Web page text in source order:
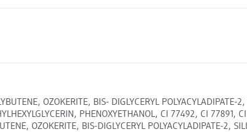
OZOKERITE, BIS- DIGLYCERYL POLYACYLADIPATE-
PHENOXYETHANOL, CI 77492, CI
OZOKERITE, BIS-DIGLYCERYL POLYACYLADIPATE-2,